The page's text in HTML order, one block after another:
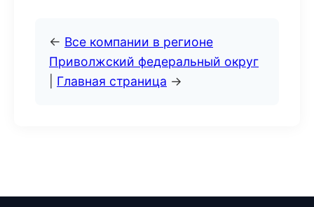
← Все компании в регионе
Приволжский федеральный округ
Главная страница →